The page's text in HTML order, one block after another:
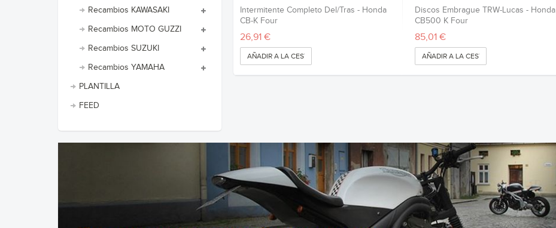
Recambios KAWASAKI
Recambios MOTO GUZZI
Recambios SUZUKI
Recambios YAMAHA
PLANTILLA
FEED
Intermitente Completo Del/Tras - Honda
CB-K Four
26,91 €
AÑADIR A LA CESTA
Discos Embrague TRW-Lucas - Honda
CB500 K Four
85,01 €
AÑADIR A LA CESTA